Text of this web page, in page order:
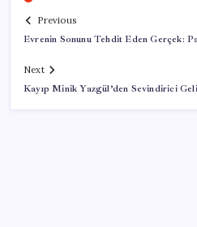
Previous
Evrenin Sonunu Tehdit Eden Gerçek:
Next
Kayıp Minik Yazgül’den Sevindirici